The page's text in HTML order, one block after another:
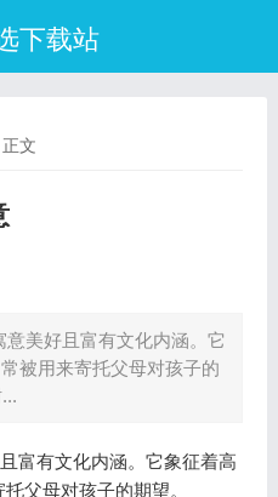
下载站
文
意美好且富有文化内涵。它
被用来寄托父母对孩子的
富有文化内涵。它象征着高
父母对孩子的期望。